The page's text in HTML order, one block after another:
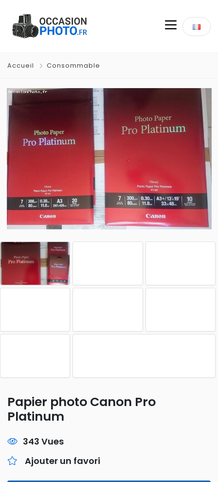
Accueil Consommable
Papier photo Canon Pro
Platinum
343 Vues
Ajouter un favori